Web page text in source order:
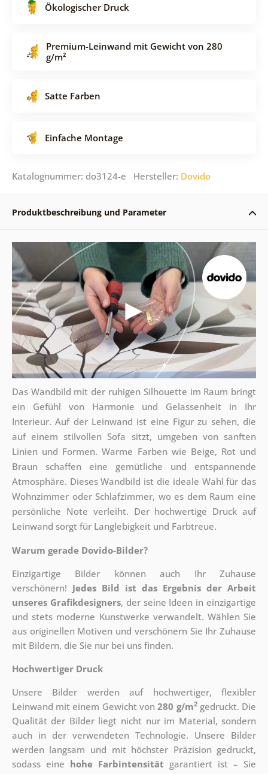
Ökologischer Druck
Premium-Leinwand mit Gewicht von 280
g/m²
Satte Farben
Einfache Montage
Katalognummer: do3124-e Hersteller: Dovido
Produktbeschreibung und Parameter
Das Wandbild mit der ruhigen Silhouette im Raum bringt
ein Gefühl von Harmonie und Gelassenheit in Ihr
Interieur. Auf der Leinwand ist eine Figur zu sehen, die
auf einem stilvollen Sofa sitzt, umgeben von sanften
Linien und Formen. Warme Farben wie Beige, Rot und
Braun schaffen eine gemütliche und entspannende
Atmosphäre. Dieses Wandbild ist die ideale Wahl für das
Wohnzimmer oder Schlafzimmer, wo es dem Raum eine
persönliche Note verleiht. Der hochwertige Druck auf
Leinwand sorgt für Langlebigkeit und Farbtreue.
Warum gerade Dovido-Bilder?
Einzigartige Bilder können auch Ihr Zuhause
verschönern! Jedes Bild ist das Ergebnis der Arbeit
unseres Grafikdesigners, der seine Ideen in einzigartige
und stets moderne Kunstwerke verwandelt. Wählen Sie
aus originellen Motiven und verschönern Sie Ihr Zuhause
mit Bildern, die Sie nur bei uns finden.
Hochwertiger Druck
Unsere Bilder werden auf hochwertiger, flexibler
Leinwand mit einem Gewicht von280 g/m2gedruckt. Die
Qualität der Bilder liegt nicht nur im Material, sondern
auch in der verwendeten Technologie. Unsere Bilder
werden langsam und mit höchster Präzision gedruckt,
sodass eine hohe Farbintensität garantiert ist – Sie